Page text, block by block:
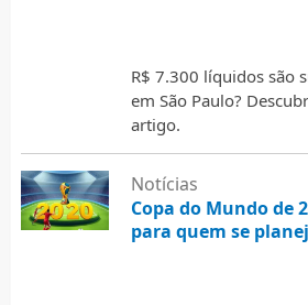
R$ 7.300 líquidos são
em São Paulo?
artigo.
Notícias
Copa do Mundo de
para quem se